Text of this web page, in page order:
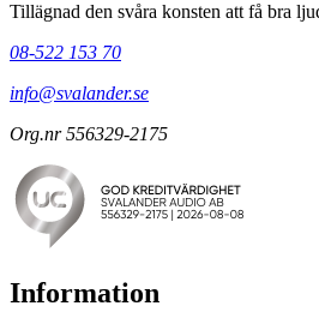
Tillägnad den svåra konsten att få bra
08-522 153 70
info@svalander.se
Org.nr 556329-2175
Information